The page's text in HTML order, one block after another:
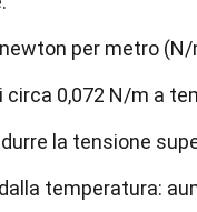
per metro (N/
0,072 N/m a
la tensione
temperatura: